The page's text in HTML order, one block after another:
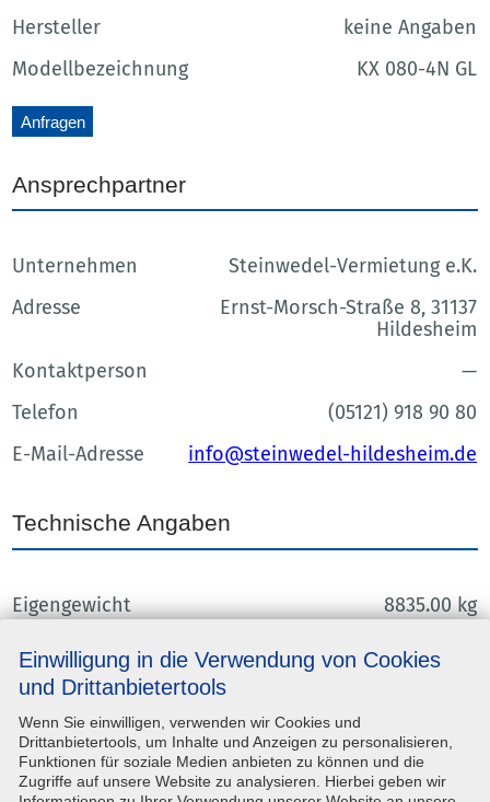
Hersteller
keine Angaben
Modellbezeichnung
KX 080-4N GL
Anfragen
Ansprechpartner
Unternehmen
Steinwedel-Vermietung e.K.
Adresse
Ernst-Morsch-Straße 8, 31137
Hildesheim
Kontaktperson
—
Telefon
(05121) 918 90 80
E-Mail-Adresse
info@steinwedel-hildesheim.de
Technische Angaben
Eigengewicht 8835.00 kg
Minibagger-Vermietung
Sie benötigen ein flexibles, kompaktes und
vielseitig einsetzbares Gerät für Ihre Sanierungs-
oder Bauarbeiten? Dann ist womöglich ein
Minibagger optimal für Sie geeignet! Bei
Einwilligung in die Verwendung von Cookies
und Drittanbietertools
Wenn Sie einwilligen, verwenden wir Cookies und
Drittanbietertools, um Inhalte und Anzeigen zu personalisieren,
Funktionen für soziale Medien anbieten zu können und die
Zugriffe auf unsere Website zu analysieren. Hierbei geben wir